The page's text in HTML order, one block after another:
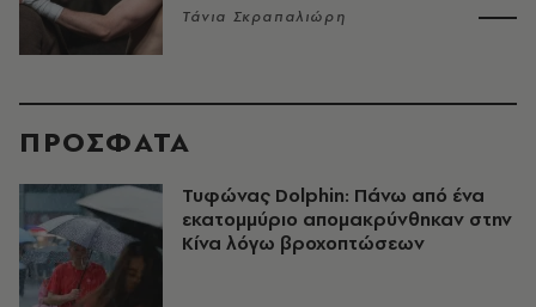
Τάνια Σκραπαλιώρη
ΠΡΟΣΦΑΤΑ
Τυφώνας Dolphin: Πάνω από ένα
εκατομμύριο απομακρύνθηκαν στην
Κίνα λόγω βροχοπτώσεων